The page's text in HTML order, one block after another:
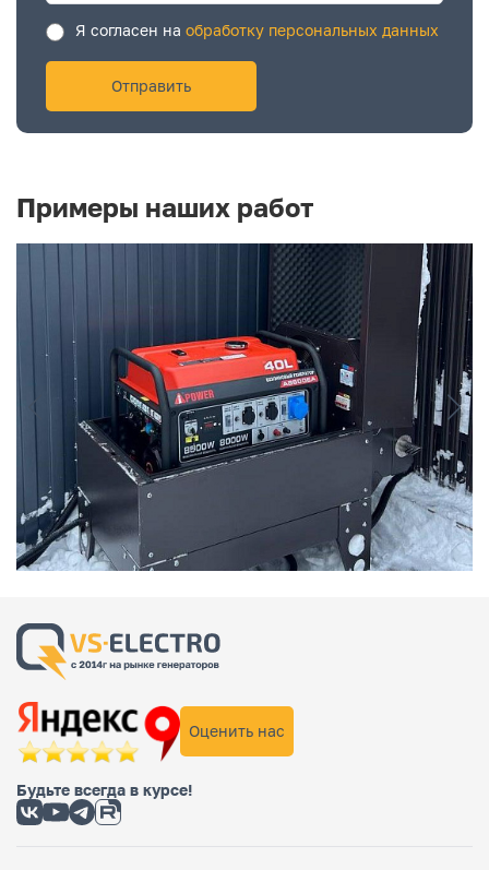
Я согласен на обработку персональных данных
Примеры наших работ
Оценить нас
Будьте всегда в курсе!